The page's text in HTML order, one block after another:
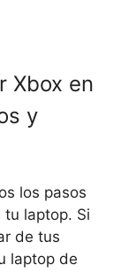
Xbox en
y
los pasos
tu laptop. Si
de tus
laptop de